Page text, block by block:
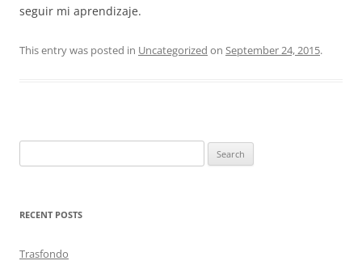
seguir mi aprendizaje.
This entry was posted in Uncategorized on September 24, 2015.
for:
RECENT POSTS
Trasfondo